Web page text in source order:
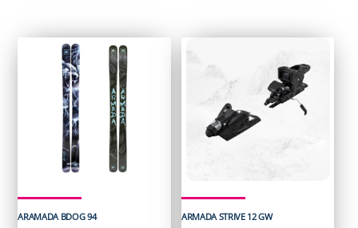
ARAMADA BDOG 94 ARMADA STRIVE 12 GW